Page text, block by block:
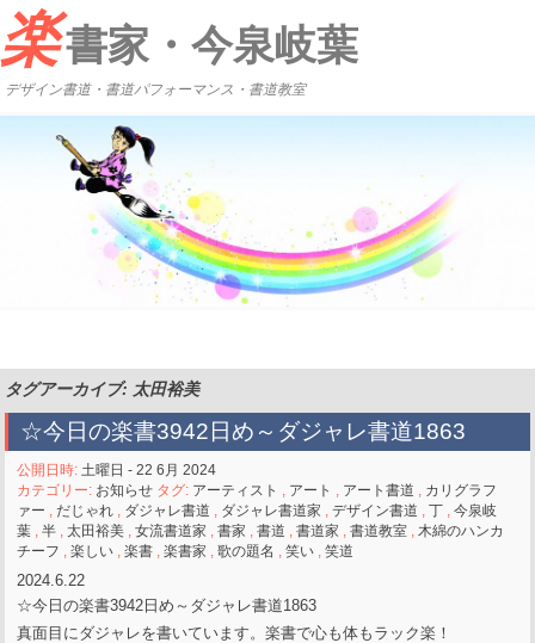
楽書家・今泉岐葉
デザイン書道・書道パフォーマンス・書道教室
タグアーカイブ: 太田裕美
☆今日の楽書3942日め～ダジャレ書道1863
公開日時: 土曜日 - 22 6月 2024
カテゴリー: お知らせ タグ: アーティスト アート アート書道
カリグラフ
ァー
だじゃれ ダジャレ書道 ダジャレ書道家 ,デザイン書道 ,丁 ,今泉岐
葉 ,半 ,太田裕美 ,女流書道家 ,書家 ,書道 ,書道家 ,書道教室
木綿のハンカ
チーフ
,楽しい ,楽書 ,楽書家 ,歌の題名 ,笑い ,笑道
2024.6.22
☆今日の楽書3942日め～ダジャレ書道1863
真面目にダジャレを書いています。楽書で心も体もラック楽！